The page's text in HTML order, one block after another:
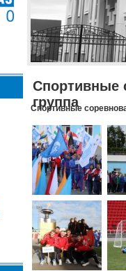
Спортивные
группа
Спортивные